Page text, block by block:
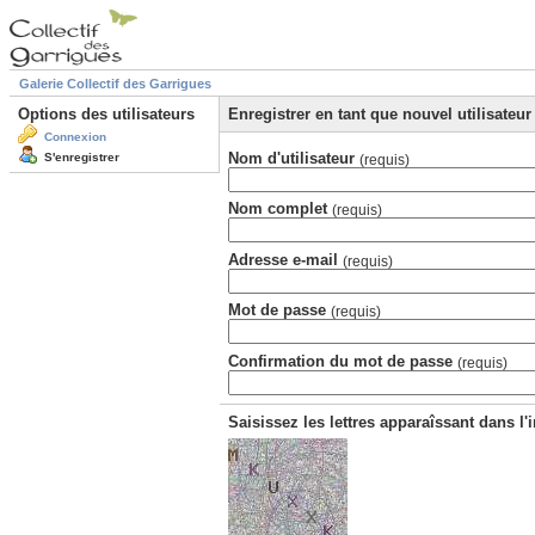
Galerie Collectif des Garrigues
Options des utilisateurs
Connexion
S'enregistrer
Enregistrer en tant que nouvel utilisateur
Nom d'utilisateur (requis)
Nom complet (requis)
Adresse e-mail (requis)
Mot de passe (requis)
Confirmation du mot de passe (requis)
Saisissez les lettres apparaîssant dans